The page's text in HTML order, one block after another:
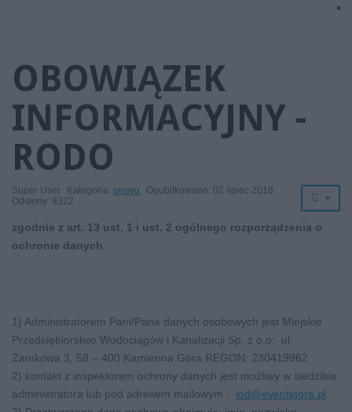
OBOWIĄZEK
INFORMACYJNY -
RODO
Super User Kategoria: prawo
Opublikowano: 02 lipiec 2018
Odsłony: 9322
zgodnie z art. 13 ust. 1 i ust. 2 ogólnego rozporządzenia o
ochronie danych
1) Administratorem Pani/Pana danych osobowych jest Miejskie
Przedsiębiorstwo Wodociągów i Kanalizacji Sp. z o.o. ul.
Zamkowa 3, 58 – 400 Kamienna Góra REGON: 230419962
2) kontakt z inspektorem ochrony danych jest możliwy w siedzibie
administratora lub pod adresem mailowym : iod@eventjgora.pl